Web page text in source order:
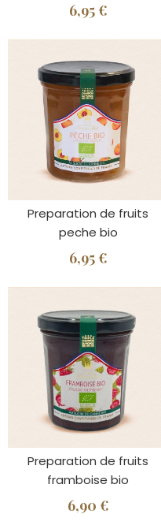
6,95 €
Preparation de fruits
peche bio
6,95 €
Preparation de fruits
framboise bio
6,90 €